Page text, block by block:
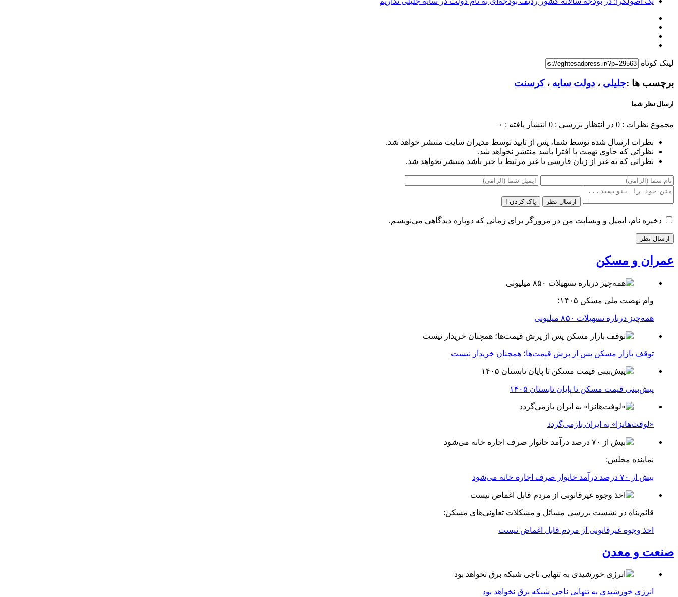
لینک کوتاه
برچسب ها :جلیلی ، دولت سایه ،کرسنت
ارسال نظر شما
مجموع نظرات : 0 در انتظار بررسی : 0 انتشار یافته : ۰
نظرات ارسال شده توسط شما، پس از تایید توسط مدیران سایت منتشر خواهد شد.
نظراتی که حاوی تهمت یا افترا باشد منتشر نخواهد شد.
نظراتی که به غیر از زبان فارسی یا غیر مرتبط با خبر باشد منتشر نخواهد شد.
ارسال نظر پاک کردن !
ذخیره نام، ایمیل و وبسایت من در مرورگر برای زمانی که دوباره دیدگاهی می‌نویسم.
عمران و مسکن
وام نهضت ملی مسکن ۱۴۰۵؛
همه‌چیز درباره تسهیلات ۸۵۰ میلیونی
توقف بازار مسکن پس از پرش قیمت‌ها؛ همچنان خریدار نیست
پیش‌بینی قیمت مسکن تا پایان تابستان ۱۴۰۵
«لوفت‌هانزا» به ایران بازمی‌گردد
نماینده مجلس:
بیش از ۷۰ درصد درآمد خانوار صرف اجاره خانه می‌شود
قائم‌پناه در نشست بررسی مسائل و مشکلات تعاونی‌های مسکن:
اخذ وجوه غیرقانونی از مردم قابل اغماض نیست
صنعت و معدن
انرژی خورشیدی به تنهایی ناجی شبکه برق نخواهد بود